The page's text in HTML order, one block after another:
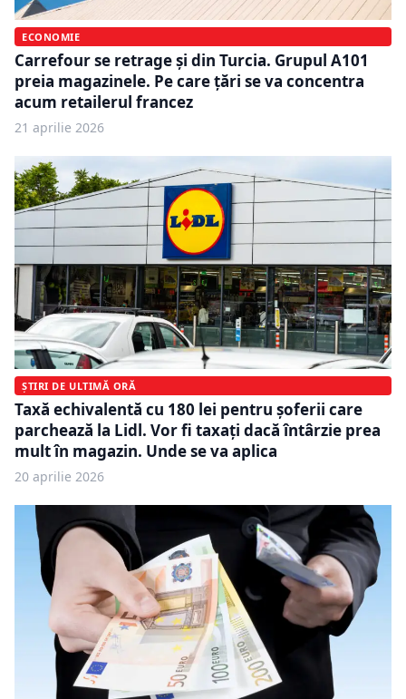
ECONOMIE
Carrefour se retrage și din Turcia. Grupul A101
preia magazinele. Pe care țări se va concentra
acum retailerul francez
21 aprilie 2026
ȘTIRI DE ULTIMĂ ORĂ
Taxă echivalentă cu 180 lei pentru șoferii care
parchează la Lidl. Vor fi taxați dacă întârzie prea
mult în magazin. Unde se va aplica
20 aprilie 2026